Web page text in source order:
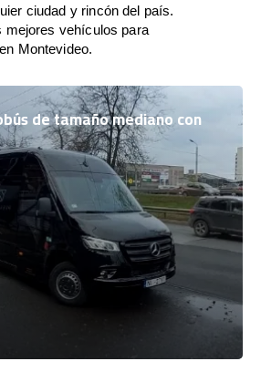
ciudad y rincón del país.
mejores vehículos para
Montevideo.
de tamaño mediano con